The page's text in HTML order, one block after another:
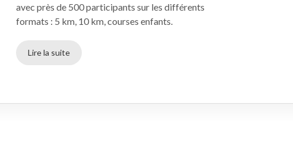
avec près de 500 participants sur les différents
formats : 5 km, 10 km, courses enfants.
Lire la suite